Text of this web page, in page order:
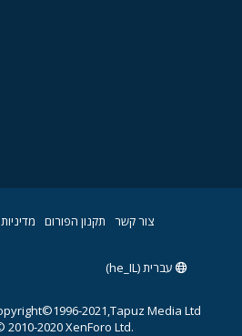
צור קשר תקנון הפורום
עברית (he_IL)
2021,Tapuz Media Ltd.
2010-2020 XenForo Ltd.